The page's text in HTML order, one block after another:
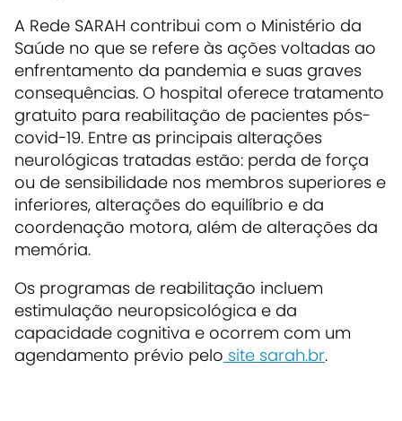
A Rede SARAH contribui com o Ministério da
Saúde no que se refere às ações voltadas ao
enfrentamento da pandemia e suas graves
consequências. O hospital oferece tratamento
gratuito para reabilitação de pacientes pós-
covid-19. Entre as principais alterações
neurológicas tratadas estão: perda de força
ou de sensibilidade nos membros superiores e
inferiores, alterações do equilíbrio e da
coordenação motora, além de alterações da
memória.
Os programas de reabilitação incluem
estimulação neuropsicológica e da
capacidade cognitiva e ocorrem com um
agendamento prévio pelo site sarah.br.